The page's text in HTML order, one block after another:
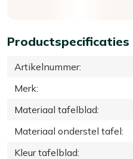
Productspecificaties
Artikelnummer:
Merk:
Materiaal tafelblad:
Materiaal onderstel tafel:
Kleur tafelblad: